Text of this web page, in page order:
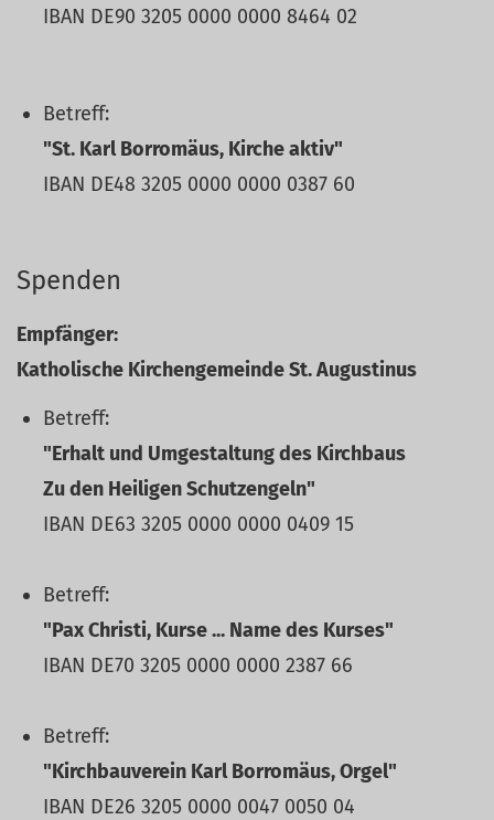
IBAN DE90 3205 0000 0000 8464 02
Betreff:
"St. Karl Borromäus, Kirche aktiv"
IBAN DE48 3205 0000 0000 0387 60
Spenden
Empfänger:
Katholische Kirchengemeinde St. Augustinus
Betreff:
"Erhalt und Umgestaltung des Kirchbaus
Zu den Heiligen Schutzengeln"
IBAN DE63 3205 0000 0000 0409 15
Betreff:
"Pax Christi, Kurse ... Name des Kurses"
IBAN DE70 3205 0000 0000 2387 66
Betreff:
"Kirchbauverein Karl Borromäus, Orgel"
IBAN DE26 3205 0000 0047 0050 04